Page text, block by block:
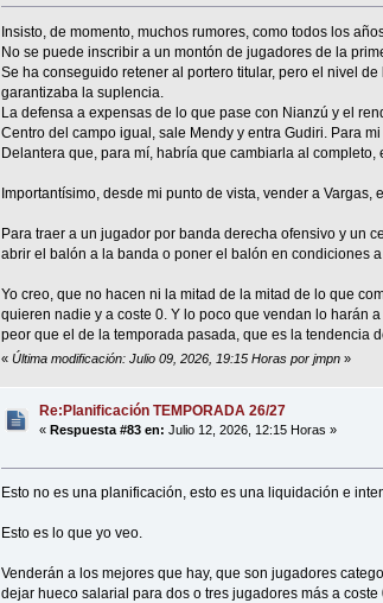
Insisto, de momento, muchos rumores, como todos los
No se puede inscribir a un montón de jugadores de la
Se ha conseguido retener al portero titular, pero el nivel
garantizaba la suplencia.
La defensa a expensas de lo que pase con Nianzú y el
Centro del campo igual, sale Mendy y entra Gudiri. Para
Delantera que, para mí, habría que cambiarla al
Importantísimo, desde mi punto de vista, vender a Vargas,
Para traer a un jugador por banda derecha ofensivo y un
abrir el balón a la banda o poner el balón en condiciones
Yo creo, que no hacen ni la mitad de la mitad de lo que
quieren nadie y a coste 0. Y lo poco que vendan lo harán
peor que el de la temporada pasada, que es la tendencia
« Última modificación: Julio 09, 2026, 19:15 Horas por jmpn»
Re:Planificación TEMPORADA 26/27
«Respuesta #83 en: Julio 12, 2026, 12:15 Horas »
Esto no es una planificación, esto es una liquidación e
Esto es lo que yo veo.
Venderán a los mejores que hay, que son jugadores
dejar hueco salarial para dos o tres jugadores más a coste